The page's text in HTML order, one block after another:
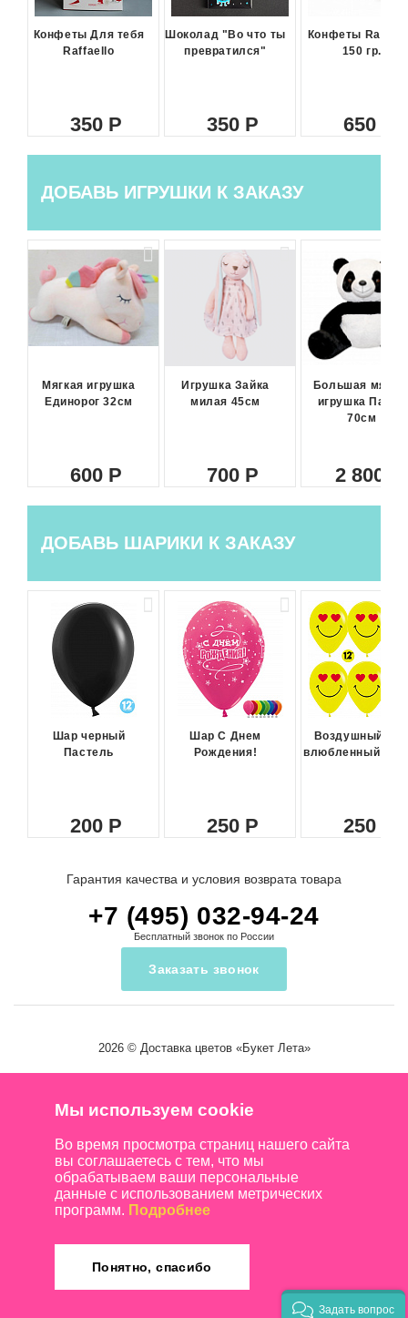
Конфеты Для тебя
Raffaello
350
Шоколад "Во что ты
превратился"
350
Конфеты
150 гр.
650
ДОБАВЬ ИГРУШКИ К ЗАКАЗУ
Мягкая игрушка
Единорог 32см
600
Игрушка Зайка
милая 45см
700
Большая
игрушка Панда
70см
2 800
ДОБАВЬ ШАРИКИ К ЗАКАЗУ
Шар черный
Пастель
200
Шар С Днем
Рождения!
250
Воздушный
влюбленный
250
Гарантия качества и условия возврата товара
+7 (495) 032-94-24
Бесплатный звонок по России
Заказать звонок
2026 © Доставка цветов«Букет Лета»
Мы используем cookie
Во время просмотра страниц нашего сайта
вы соглашаетесь с тем, что мы
обрабатываем ваши персональные
данные с использованием метрических
программ. Подробнее
Понятно, спасибо
Задать вопрос